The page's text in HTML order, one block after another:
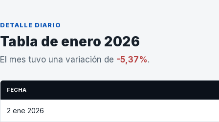
DETALLE DIARIO
Tabla de enero 2026
El mes tuvo una variación de -5,37%.
FECHA
2 ene 2026